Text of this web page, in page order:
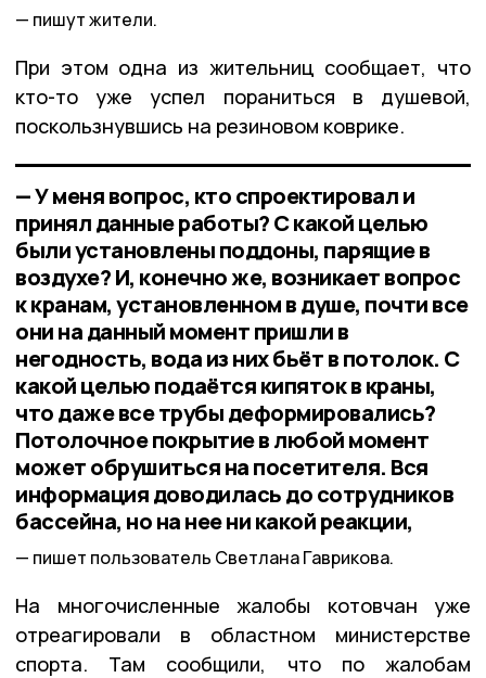
пишут жители.
При этом одна из жительниц сообщает, что
кто-то уже успел пораниться в душевой,
поскользнувшись на резиновом коврике.
— У меня вопрос, кто спроектировал и
принял данные работы? С какой целью
были установлены поддоны, парящие в
воздухе? И, конечно же, возникает вопрос
к кранам, установленном в душе, почти все
они на данный момент пришли в
негодность, вода из них бьёт в потолок. С
какой целью подаётся кипяток в краны,
что даже все трубы деформировались?
Потолочное покрытие в любой момент
может обрушиться на посетителя. Вся
информация доводилась до сотрудников
бассейна, но на нее ни какой реакции,
пишет пользователь Светлана Гаврикова.
На многочисленные жалобы котовчан уже
отреагировали в областном министерстве
спорта. Там сообщили, что по жалобам